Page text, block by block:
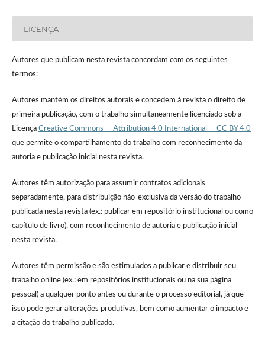
LICENÇA
Autores que publicam nesta revista concordam com os seguintes
termos:
Autores mantém os direitos autorais e concedem à revista o direito de
primeira publicação, com o trabalho simultaneamente licenciado sob a
Licença Creative Commons — Attribution 4.0 International — CC BY 4.0
que permite o compartilhamento do trabalho com reconhecimento da
autoria e publicação inicial nesta revista.
Autores têm autorização para assumir contratos adicionais
separadamente, para distribuição não-exclusiva da versão do trabalho
publicada nesta revista (ex.: publicar em repositório institucional ou como
capítulo de livro), com reconhecimento de autoria e publicação inicial
nesta revista.
Autores têm permissão e são estimulados a publicar e distribuir seu
trabalho online (ex.: em repositórios institucionais ou na sua página
pessoal) a qualquer ponto antes ou durante o processo editorial, já que
isso pode gerar alterações produtivas, bem como aumentar o impacto e
a citação do trabalho publicado.